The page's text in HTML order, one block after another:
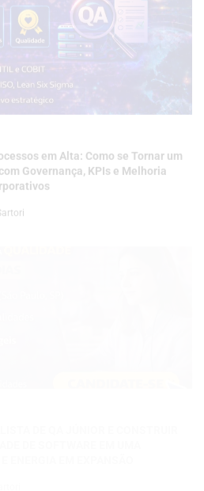
em Alta: Como se Tornar um
Governança, KPIs e Melhoria